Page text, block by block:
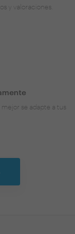
y valoraciones.
se adapte a tus